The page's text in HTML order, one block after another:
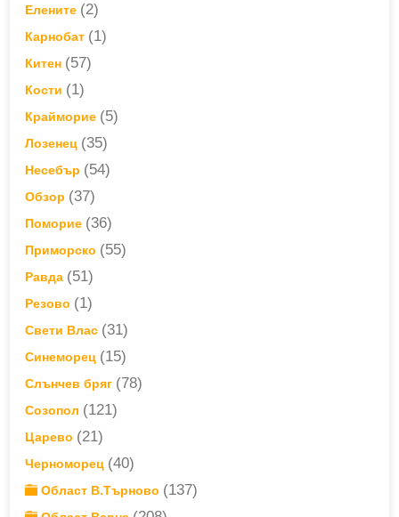
Елените (2)
Карнобат (1)
Китен (57)
Кости (1)
Крайморие (5)
Лозенец (35)
Несебър (54)
Обзор (37)
Поморие (36)
Приморско (55)
Равда (51)
Резово (1)
Свети Влас (31)
Синеморец (15)
Слънчев бряг (78)
Созопол (121)
Царево (21)
Черноморец (40)
Област В.Търново (137)